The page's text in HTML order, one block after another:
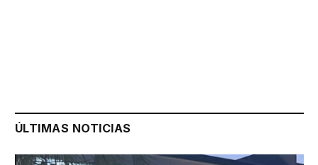
ÚLTIMAS NOTICIAS